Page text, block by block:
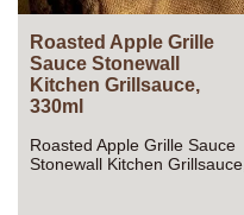
Roasted Apple Grille
Sauce Stonewall
Kitchen Grillsauce,
330ml
Roasted Apple Grille Sauce
Stonewall Kitchen Grillsauce,